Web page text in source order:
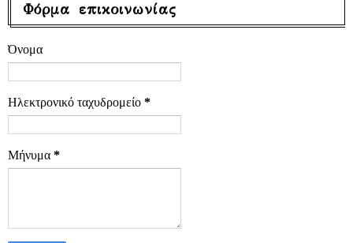
Φόρμα επικοινωνίας
Όνομα
Ηλεκτρονικό ταχυδρομείο *
Μήνυμα *